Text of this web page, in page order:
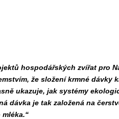
hospodářských zvířat pro
že složení krmné
ukazuje, jak systémy
dávka je tak založená na